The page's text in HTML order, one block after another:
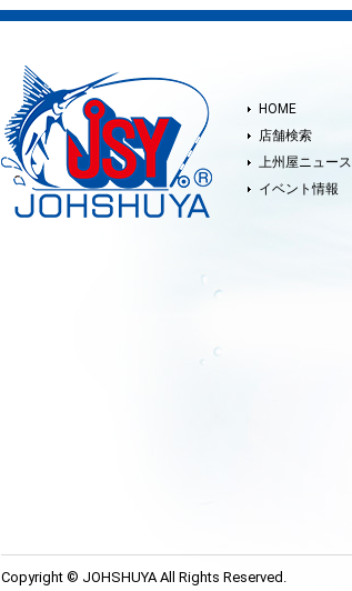
HOME
店舗検索
上州屋ニュース
イベント情報
Copyright © JOHSHUYA All Rights Reserved.